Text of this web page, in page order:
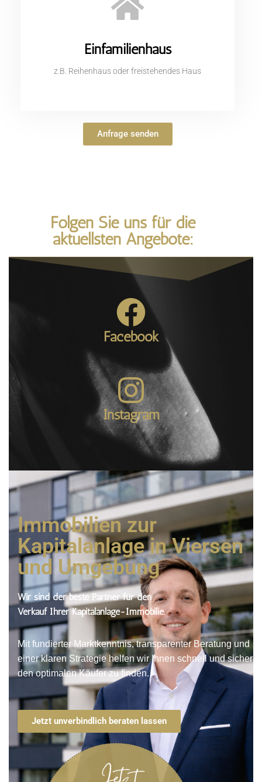
Einfamilienhaus
z.B. Reihenhaus oder freistehendes Haus
Anfrage senden
Folgen Sie uns für die
aktuellsten Angebote:
Facebook
Instagram
Immobilien zur
Kapitalanlage in Viersen
und Umgebung
Wir sind der beste Partner für den
Verkauf Ihrer Kapitalanlage-Immobilie.
Mit fundierter Marktkenntnis, transparenter Beratung und
einer klaren Strategie helfen wir Ihnen schnell und sicher
den optimalen Käufer zu finden.
Jetzt unverbindlich beraten lassen